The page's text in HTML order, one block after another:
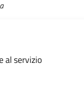
al servizio